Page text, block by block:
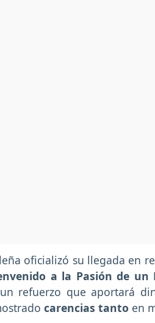
oficializó su llegada en
a la Pasión de un
refuerzo que aportará
carencias tanto en